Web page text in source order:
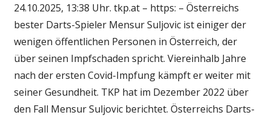
24.10.2025, 13:38 Uhr. tkp.at – https: – Österreichs
bester Darts-Spieler Mensur Suljovic ist einiger der
wenigen öffentlichen Personen in Österreich, der
über seinen Impfschaden spricht. Viereinhalb Jahre
nach der ersten Covid-Impfung kämpft er weiter mit
seiner Gesundheit. TKP hat im Dezember 2022 über
den Fall Mensur Suljovic berichtet. Österreichs Darts-